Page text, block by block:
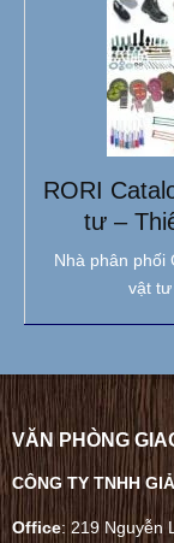
RORI
tư –
Nhà phân phối
vật
VĂN PHÒNG
CÔNG TY TNHH
Office: 219 Nguyễn